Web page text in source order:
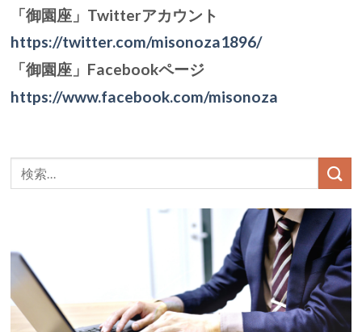
「御園座」Twitterアカウント
https://twitter.com/misonoza1896/
「御園座」Facebookページ
https://www.facebook.com/misonoza